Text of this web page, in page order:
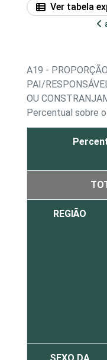
Ver tabela
A19 -
PAI/
OU
Percentual sobre
REGIÃO